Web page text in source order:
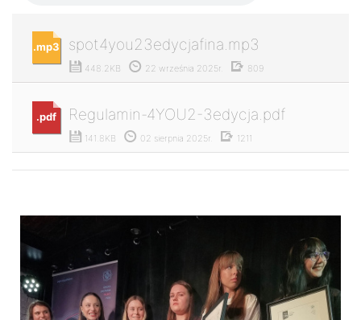
.mp3 spot4you23edycjafina.mp3
448.2KB 22 września 2025r. 809
.pdf Regulamin-4YOU2-3edycja.pdf
141.8KB 02 sierpnia 2025r. 1211